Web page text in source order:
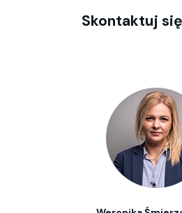
Skontaktuj